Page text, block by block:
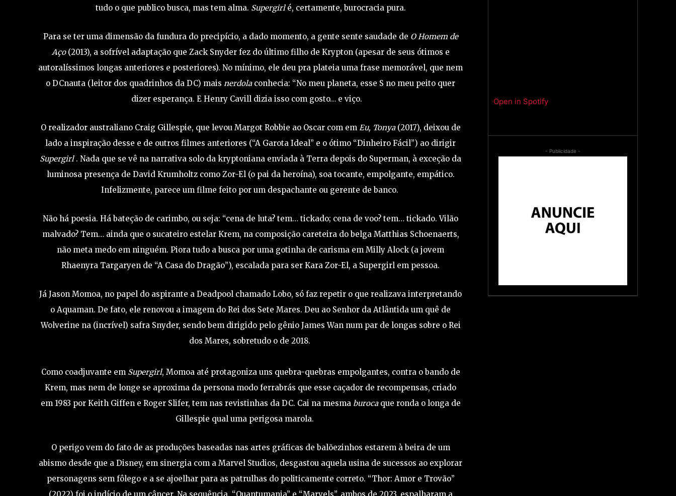
tudo o que publico busca, mas tem alma. Supergirlé, certamente, burocracia pura.
Para se ter uma dimensão da fundura do precipício, a dado momento, a gente sente saudade de O Homem de
Aço(2013), a sofrível adaptação que Zack Snyder fez do último filho de Krypton (apesar de seus ótimos e
autoralíssimos longas anteriores e posteriores). No mínimo, ele deu pra plateia uma frase memorável, que nem
o DCnauta (leitor dos quadrinhos da DC) maisnerdolaconhecia: “No meu planeta, esse S no meu peito quer
dizer esperança. E Henry Cavill dizia isso com gosto… e viço.
O realizador australiano Craig Gillespie, que levou Margot Robbie ao Oscar com em Eu, Tonya(2017), deixou de
lado a inspiração desse e de outros filmes anteriores (“A Garota Ideal” e o ótimo “Dinheiro Fácil”) ao dirigir
Supergirl. Nada que se vê na narrativa solo da kryptoniana enviada à Terra depois do Superman, à exceção da
luminosa presença de David Krumholtz como Zor-El (o pai da heroína), soa tocante, empolgante, empático.
Infelizmente, parece um filme feito por um despachante ou gerente de banco.
Não há poesia. Há bateção de carimbo, ou seja: “cena de luta? tem… tickado; cena de voo? tem… tickado. Vilão
malvado? Tem… ainda que o sucateiro estelar Krem, na composição careteira do belga Matthias Schoenaerts,
não meta medo em ninguém. Piora tudo a busca por uma gotinha de carisma em Milly Alock (a jovem
Rhaenyra Targaryen de “A Casa do Dragão”), escalada para ser Kara Zor-El, a Supergirl em pessoa.
Já Jason Momoa, no papel do aspirante a Deadpool chamado Lobo, só faz repetir o que realizava interpretando
o Aquaman. De fato, ele renovou a imagem do Rei dos Sete Mares. Deu ao Senhor da Atlântida um quê de
Wolverine na (incrível) safra Snyder, sendo bem dirigido pelo gênio James Wan num par de longas sobre o Rei
dos Mares, sobretudo o de 2018.
Como coadjuvante em Supergirl, Momoa até protagoniza uns quebra-quebras empolgantes, contra o bando de
Krem, mas nem de longe se aproxima da persona modo ferrabrás que esse caçador de recompensas, criado
em 1983 por Keith Giffen e Roger Slifer, tem nas revistinhas da DC. Cai na mesma burocaque ronda o longa de
Gillespie qual uma perigosa marola.
O perigo vem do fato de as produções baseadas nas artes gráficas de balõezinhos estarem à beira de um
abismo desde que a Disney, em sinergia com a Marvel Studios, desgastou aquela usina de sucessos ao explorar
personagens sem fôlego e a se ajoelhar para as patrulhas do politicamente correto. “Thor: Amor e Trovão”
Open in Spotify
- Publicidade -